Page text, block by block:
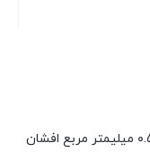
این سیم در رنگ های متنوع با سطح مقطع ۰.۵ میلیمتر مربع افشان